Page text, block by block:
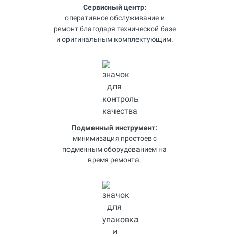
Сервисный центр:
оперативное обслуживание и
ремонт благодаря технической базе
и оригинальным комплектующим.
Подменный инструмент:
минимизация простоев с
подменным оборудованием на
время ремонта.